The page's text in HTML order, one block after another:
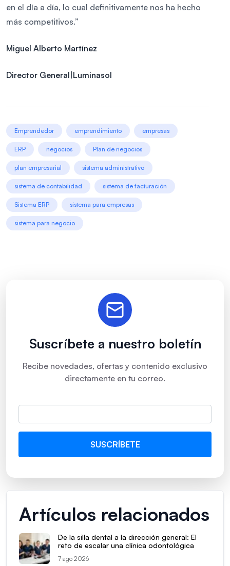
en el día a día, lo cual definitivamente nos ha hecho
más competitivos.”
Miguel Alberto Martínez
Director General|Luminasol
Emprendedor emprendimiento empresas
ERP negocios Plan de negocios
plan empresarial sistema administrativo
sistema de contabilidad sistema de facturación
Sistema ERP sistema para empresas
sistema para negocio
Suscríbete a nuestro boletín
Recibe novedades, ofertas y contenido exclusivo
directamente en tu correo.
Artículos relacionados
De la silla dental a la dirección general: El
reto de escalar una clínica odontológica
7 ago 2026